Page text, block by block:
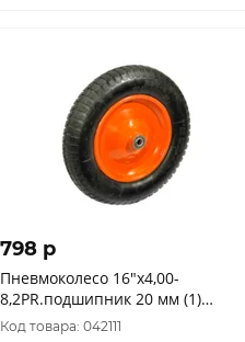
798 p
Пневмоколесо 16"х4,00-
8,2PR.подшипник 20 мм (1)
20101160420 DEKADO
Код товара: 042111